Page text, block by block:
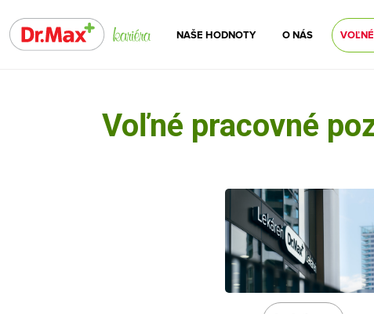
NAŠE HODNOTY O NÁS
Voľné pracovné